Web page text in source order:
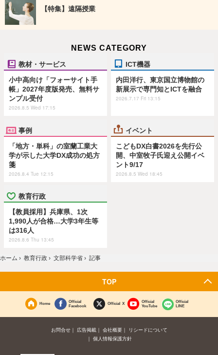
【特集】遠隔授業
NEWS CATEGORY
教材・サービス
小中高向け「フォーサイト手
帳」2027年度版発売、無料サ
ンプル受付
2026.8.5 Wed 17:15
ICT機器
内田洋行、東京国立博物館の
新展示で専門知とICTを融合
2026.7.17 Fri 13:15
事例
「地方・単科」の室蘭工業大
学が示した大学DX成功の処方
箋
2026.8.4 Tue 12:15
イベント
こどもDX白書2026を先行公
開、中室牧子氏迎え公開イベ
ント9/17
2026.8.5 Wed 18:45
教育行政
【教員採用】兵庫県、1次
1,990人が合格…大学3年生等
は316人
2026.8.6 Thu 13:45
ホーム › 教育行政 › 文部科学省 › 記事
TOP
Home
Official
Facebook
Official X
Official
YouTube
Official
LINE
お問合せ 広告掲載 会社概要
リシードについて
個人情報保護方針